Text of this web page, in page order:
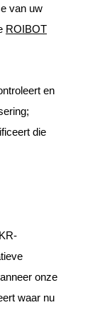
van uw
ROIBOT
en
die
onze
waar nu